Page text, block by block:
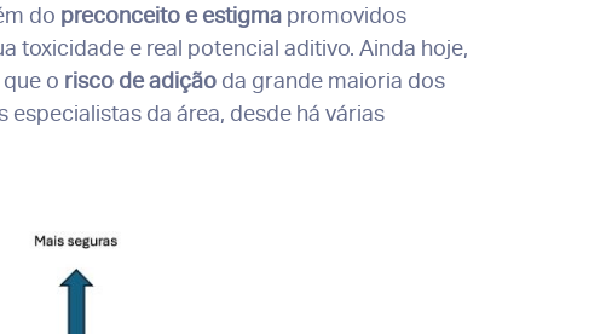
do preconceito e estigma promovidos
toxicidade e real potencial aditivo. Ainda hoje,
o risco de adição da grande maioria dos
da área, desde há várias